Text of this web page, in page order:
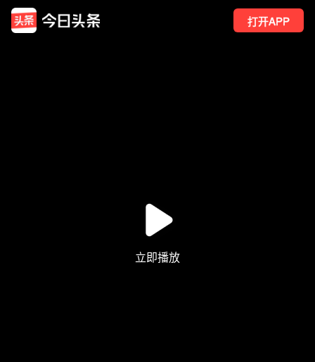
打开APP